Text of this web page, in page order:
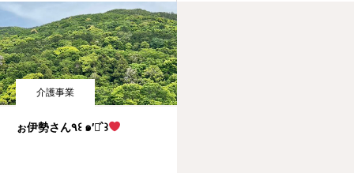
介護事業
ぉ伊勢さん٩꒰ ๑′◡͐`꒱